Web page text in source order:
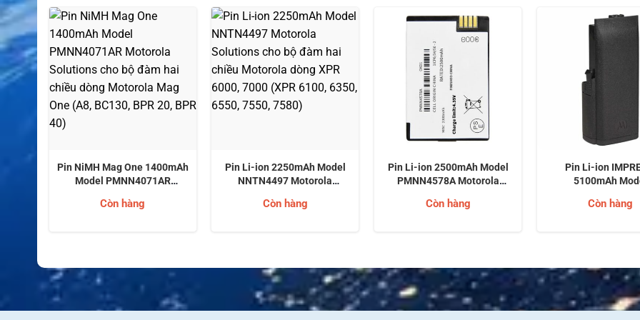
Pin NiMH Mag One 1400mAh
Model PMNN4071AR
đàm hai chiều dòng Motorola
Còn hàng
Pin Li-ion 2250mAh Model
NNTN4497 Motorola
chiều Motorola dòng XPR
Còn hàng
Pin Li-ion 2500mAh Model
PMNN4578A Motorola
đàm kỹ thuật số hai chiều
Còn hàng
Pin Li-ion
5100mAh
Solutions Cho
Còn hàng